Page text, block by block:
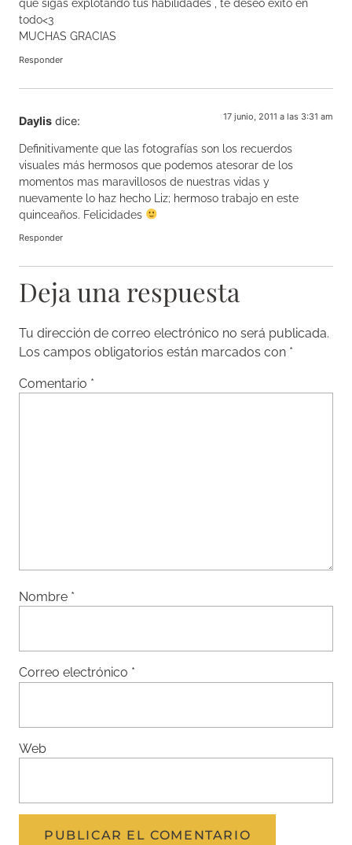
que sigas explotando tus habilidades , te deseo exito en
todo<3
MUCHAS GRACIAS
Responder
Daylis dice: 17 junio, 2011 a las 3:31 am
Definitivamente que las fotografías son los recuerdos
visuales más hermosos que podemos atesorar de los
momentos mas maravillosos de nuestras vidas y
nuevamente lo haz hecho Liz; hermoso trabajo en este
quinceaños. Felicidades
Responder
Deja una respuesta
Tu dirección de correo electrónico no será publicada.
Los campos obligatorios están marcados con *
Comentario *
Nombre *
Correo electrónico *
Web